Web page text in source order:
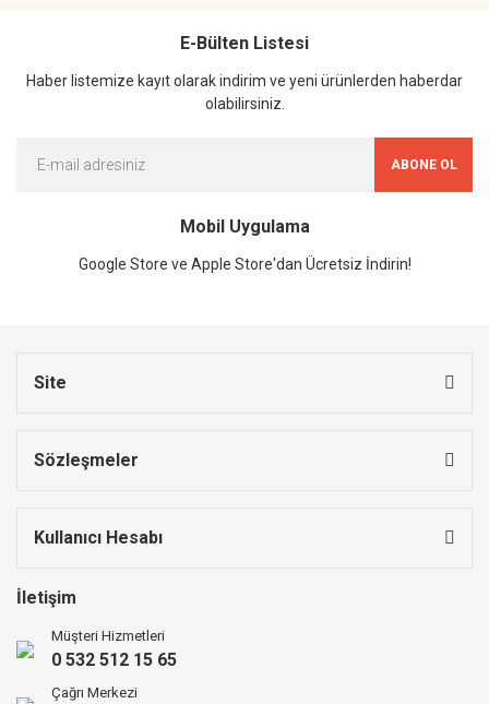
E-Bülten Listesi
Haber listemize kayıt olarak indirim ve yeni ürünlerden haberdar
olabilirsiniz.
ABONE OL
Mobil Uygulama
Google Store ve Apple Store'dan Ücretsiz İndirin!
Site
Sözleşmeler
Kullanıcı Hesabı
İletişim
Müşteri Hizmetleri
0 532 512 15 65
Çağrı Merkezi